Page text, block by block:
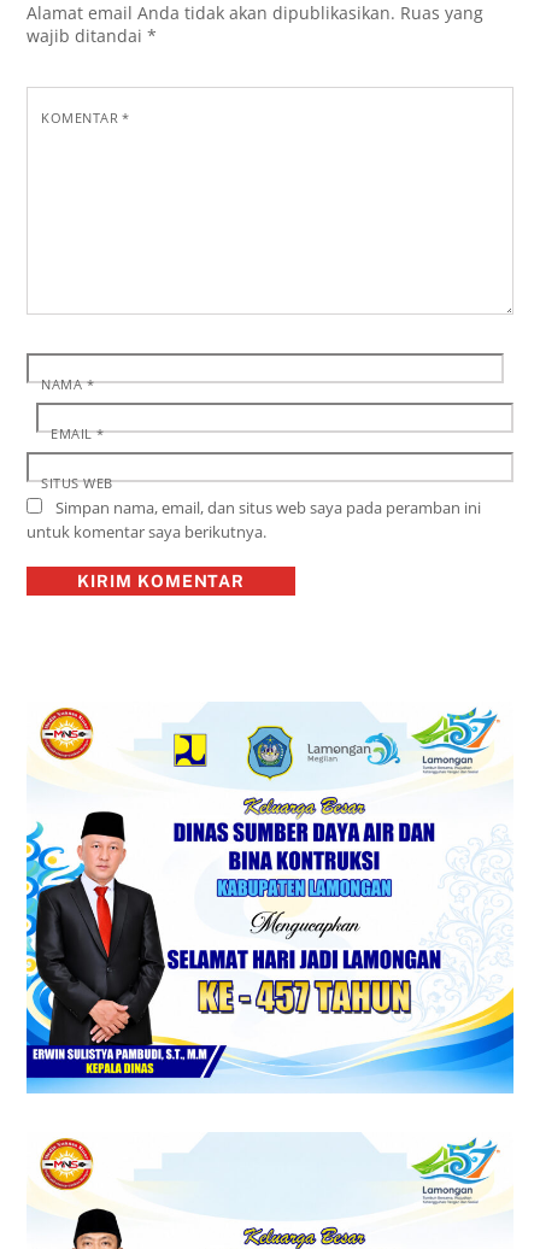
Alamat email Anda tidak akan dipublikasikan. Ruas yang
wajib ditandai*
KOMENTAR*
NAMA*
EMAIL*
SITUS WEB
Simpan nama, email, dan situs web saya pada peramban ini
untuk komentar saya berikutnya.